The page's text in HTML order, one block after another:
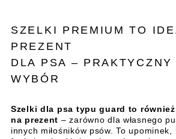
SZELKI PREMIUM TO
PREZENT
DLA PSA –
WYBÓR
Szelki dla psa typu guard to
na prezent – zarówno dla własnego
innych miłośników psów. To upominek,